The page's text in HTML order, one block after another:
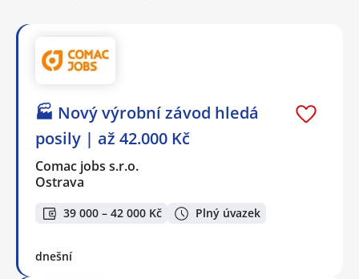
🏭 Nový výrobní závod hledá
posily | až 42.000 Kč
Comac jobs s.r.o.
Ostrava
39 000 – 42 000 Kč Plný úvazek
dnešní